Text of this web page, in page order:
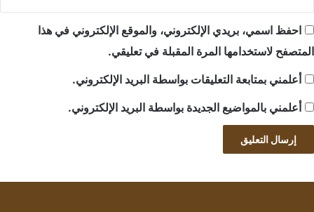
احفظ اسمي، بريدي الإلكتروني، والموقع الإلكتروني في هذا
المتصفح لاستخدامها المرة المقبلة في تعليقي.
أعلمني بمتابعة التعليقات بواسطة البريد الإلكتروني.
أعلمني بالمواضيع الجديدة بواسطة البريد الإلكتروني.